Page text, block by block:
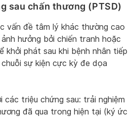
sau chấn thương (PTSD)
vấn đề tâm lý khác thường cao
hưởng bởi chiến tranh hoặc
khởi phát sau khi bệnh nhân tiếp
sự kiện cực kỳ đe dọa
triệu chứng sau: trải nghiệm
đã qua trong hiện tại (ký ức